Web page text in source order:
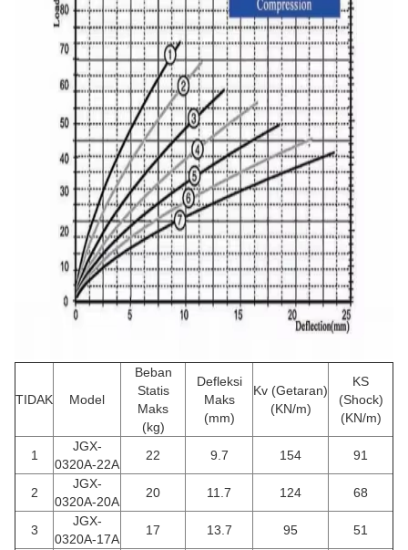
TIDAK Model
Beban
Statis
Maks
(kg)
Defleksi
Maks
(mm)
Kv (Getaran)
(KN/m)
KS
(Shock)
(KN/m)
1
JGX-
0320A-22A
22 9.7 154 91
2
JGX-
0320A-20A
20 11.7 124 68
3
JGX-
0320A-17A
17 13.7 95 51